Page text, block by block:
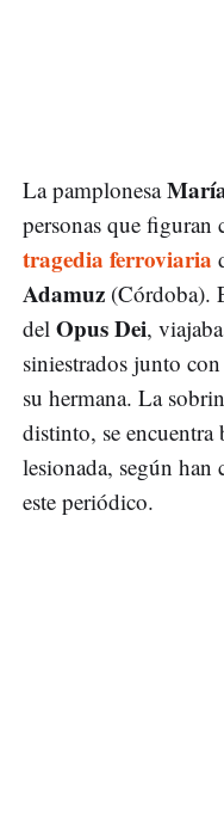
La pamplonesa
personas que figuran
tragedia ferroviaria
Adamuz (Córdoba).
del Opus Dei,
siniestrados junto
su hermana. La
distinto, se encuentra
lesionada, según
este periódico.